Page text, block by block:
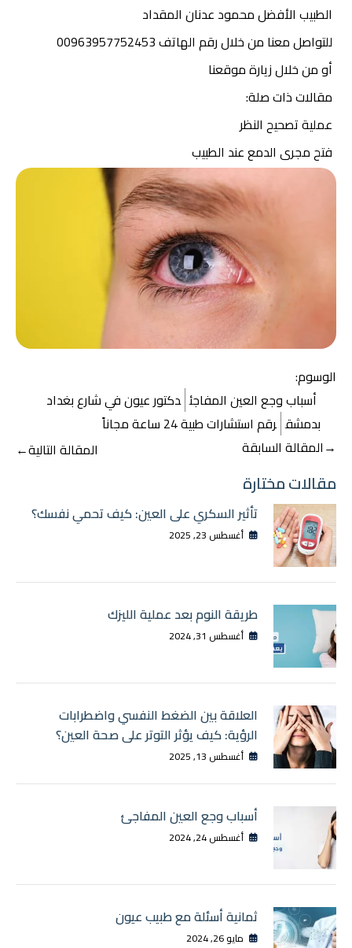
الطبيب الأفضل محمود عدنان المقداد
للتواصل معنا من خلال رقم الهاتف 00963957752453
أو من خلال زيارة موقعنا
مقالات ذات صلة:
عملية تصحيح النظر
فتح مجرى الدمع عند الطبيب
الوسوم:
أسباب وجع العين المفاجئ دكتور عيون في شارع بغداد
بدمشق رقم استشارات طبية 24 ساعة مجاناً
تصفّح
المقالات
→المقالة السابقة المقالة التالية←
مقالات مختارة
تأثير السكري على العين: كيف تحمي نفسك؟
أغسطس 23, 2025
طريقة النوم بعد عملية الليزك
أغسطس 31, 2024
العلاقة بين الضغط النفسي واضطرابات
الرؤية: كيف يؤثر التوتر على صحة العين؟
أغسطس 13, 2025
أسباب وجع العين المفاجئ
أغسطس 24, 2024
ثمانية أسئلة مع طبيب عيون
مايو 26, 2024